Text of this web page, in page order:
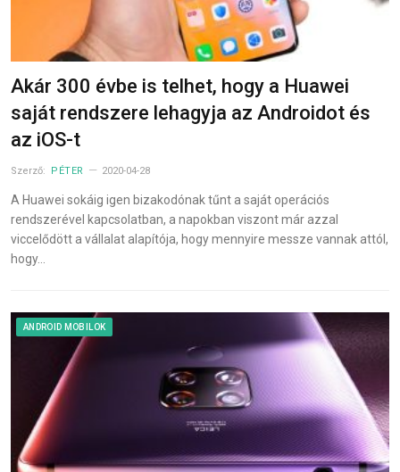
Akár 300 évbe is telhet, hogy a Huawei
saját rendszere lehagyja az Androidot és
az iOS-t
Szerző: PÉTER 2020-04-28
A Huawei sokáig igen bizakodónak tűnt a saját operációs
rendszerével kapcsolatban, a napokban viszont már azzal
viccelődött a vállalat alapítója, hogy mennyire messze vannak attól,
hogy…
ANDROID MOBILOK